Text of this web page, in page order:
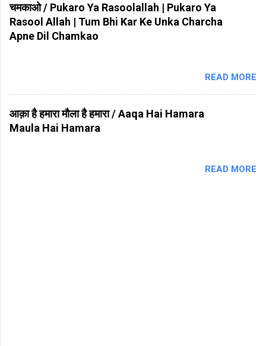
चमकाओ / Pukaro Ya Rasoolallah | Pukaro Ya
Rasool Allah | Tum Bhi Kar Ke Unka Charcha
Apne Dil Chamkao
READ MORE
आक़ा है हमारा मौला है हमारा / Aaqa Hai Hamara
Maula Hai Hamara
READ MORE